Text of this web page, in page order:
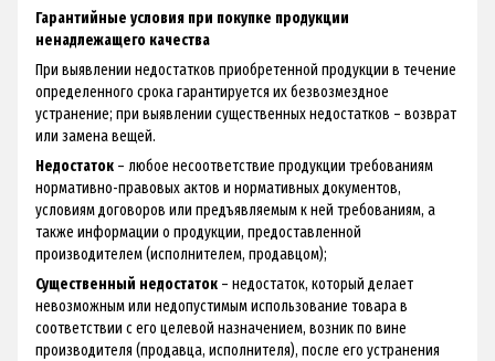
Гарантийные условия при покупке продукции
ненадлежащего качества
При выявлении недостатков приобретенной продукции в течение
определенного срока гарантируется их безвозмездное
устранение; при выявлении существенных недостатков – возврат
или замена вещей.
Недостаток – любое несоответствие продукции требованиям
нормативно-правовых актов и нормативных документов,
условиям договоров или предъявляемым к ней требованиям, а
также информации о продукции, предоставленной
производителем (исполнителем, продавцом);
Существенный недостаток – недостаток, который делает
невозможным или недопустимым использование товара в
соответствии с его целевой назначением, возник по вине
производителя (продавца, исполнителя), после его устранения